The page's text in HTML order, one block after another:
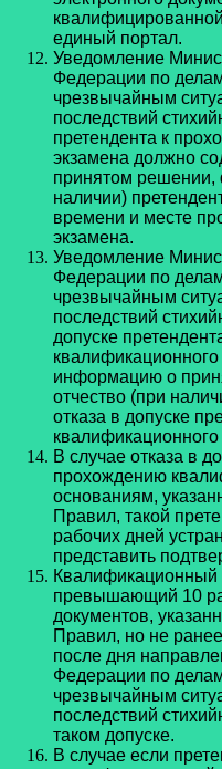
единый портал.
Уведомление
Федерации по
чрезвычайным
последствий
претендента к
экзамена должно
принятом решении,
наличии)
времени и месте
экзамена.
Уведомление
Федерации по
чрезвычайным
последствий
допуске
информацию о
отчество (при
отказа в допуске
квалификационного
В случае отказа в
прохождению
основаниям,
Правил, такой
рабочих дней
представить
Квалификационный
превышающий 10
документов,
Правил, но не
после дня
Федерации по
чрезвычайным
последствий
таком допуске.
В случае если